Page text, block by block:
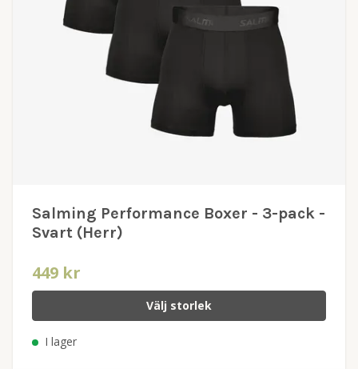
Salming Performance Boxer - 3-pack -
Svart (Herr)
449 kr
Välj storlek
I lager